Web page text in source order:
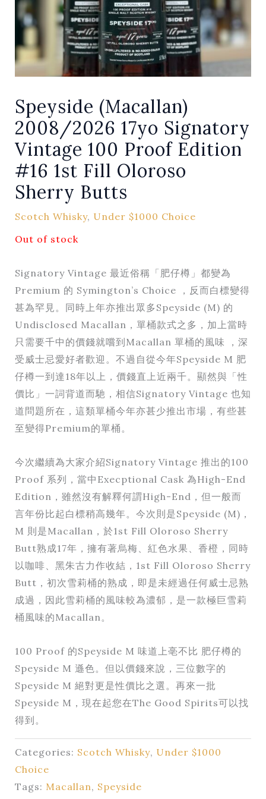
Speyside (Macallan)
2008/2026 17yo Signatory
Vintage 100 Proof Edition
#16 1st Fill Oloroso
Sherry Butts
Scotch Whisky, Under $1000 Choice
Out of stock
Signatory Vintage 最近俗稱「肥仔樽」都變為
Premium 的 Symington’s Choice ，反而白標變得
甚為罕見。同時上年亦推出眾多Speyside (M) 的
Undisclosed Macallan，單桶款式之多，加上當時
只需要千中的價錢就嚐到Macallan 單桶的風味 ，深
受威士忌愛好者歡迎。不過自從今年Speyside M 肥
仔樽一到達18年以上，價錢直上近兩千。顯然與「性
價比」一詞背道而馳，相信Signatory Vintage 也知
道問題所在，這類單桶今年亦甚少推出市場，有些甚
至變得Premium的單桶。
今次繼續為大家介紹Signatory Vintage 推出的100
Proof 系列，當中Execptional Cask 為High-End
Edition，雖然沒有解釋何謂High-End，但一般而
言年份比起白標稍高幾年。今次則是Speyside (M)，
M 則是Macallan，於1st Fill Oloroso Sherry
Butt熟成17年，擁有著烏梅、紅色水果、香橙，同時
以咖啡、黑朱古力作收結，1st Fill Oloroso Sherry
Butt，初次雪莉桶的熟成，即是未經過任何威士忌熟
成過，因此雪莉桶的風味較為濃郁，是一款極巨雪莉
桶風味的Macallan。
100 Proof 的Speyside M 味道上亳不比 肥仔樽的
Speyside M 遜色。但以價錢來說，三位數字的
Speyside M 絕對更是性價比之選。再來一批
Speyside M，現在起您在The Good Spirits可以找
得到。
Categories: Scotch Whisky, Under $1000
Choice
Tags: Macallan, Speyside